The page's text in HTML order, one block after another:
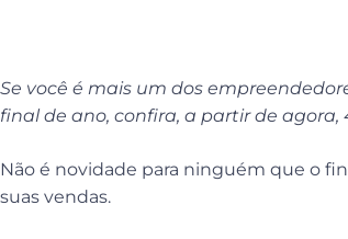
Se você é mais um dos
final de ano, confira, a partir de
Não é novidade para ninguém que o
suas vendas.